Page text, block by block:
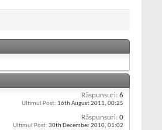
Răspunsuri: 6
Ultimul Post: 16th August 2011, 00:25
Răspunsuri: 0
Ultimul Post: 30th December 2010, 01:02